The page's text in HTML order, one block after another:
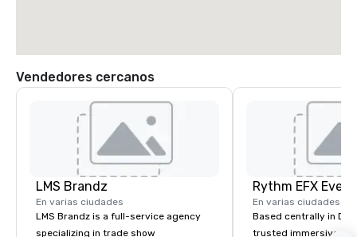
Vendedores cercanos
LMS Brandz
En varias ciudades
LMS Brandz is a full-service agency
specializing in trade show
En varias ciudades
Based centrally in
trusted immersive